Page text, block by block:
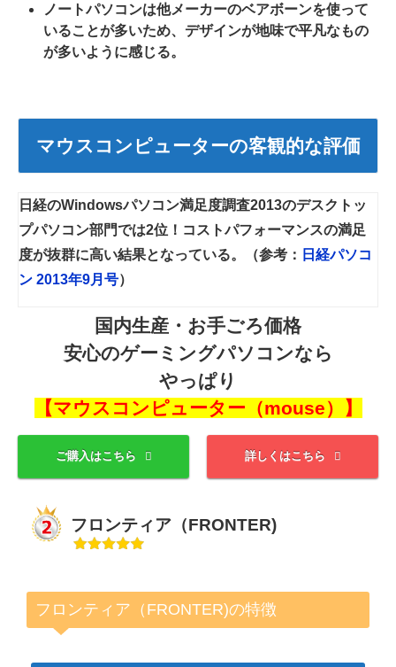
ノートパソコンは他メーカーのベアボーンを使って
いることが多いため、デザインが地味で平凡なもの
が多いように感じる。
マウスコンピューターの客観的な評価
日経のWindowsパソコン満足度調査2013のデスクトッ
プパソコン部門では2位！コストパフォーマンスの満足
度が抜群に高い結果となっている。（参考： 日経パソコ
ン 2013年9月号）
国内生産・お手ごろ価格
安心のゲーミングパソコンなら
やっぱり
【マウスコンピューター（mouse）】
ご購入はこちら 詳しくはこちら
フロンティア（FRONTER)
フロンティア（FRONTER)の特徴